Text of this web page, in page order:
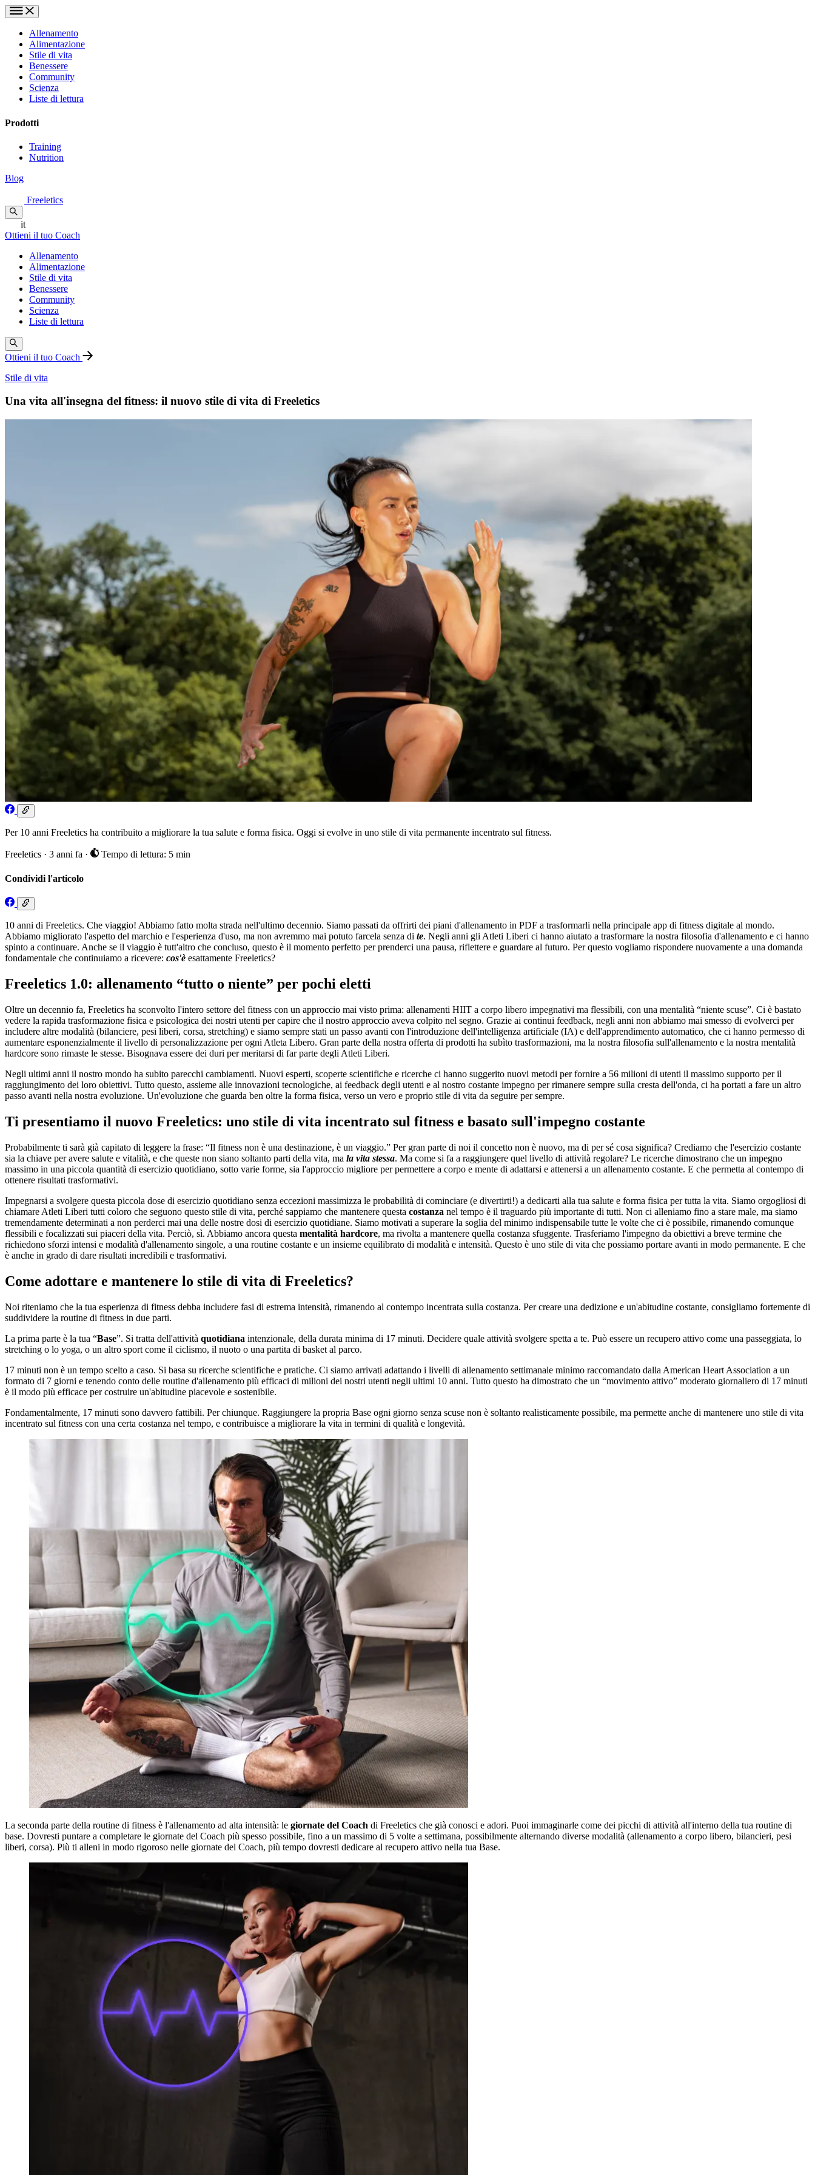
Allenamento
Alimentazione
Stile di vita
Benessere
Community
Scienza
Liste di lettura
Prodotti
Training
Nutrition
Blog
Freeletics
it
Ottieni il tuo Coach
Allenamento
Alimentazione
Stile di vita
Benessere
Community
Scienza
Liste di lettura
Ottieni il tuo Coach
Stile di vita
Una vita all'insegna del fitness: il nuovo stile di vita di Freeletics
Per 10 anni Freeletics ha contribuito a migliorare la tua salute e forma fisica. Oggi si evolve in uno stile di vita permanente incentrato sul fitness.
Freeletics · 3 anni fa · Tempo di lettura: 5 min
Condividi l'articolo
10 anni di Freeletics. Che viaggio! Abbiamo fatto molta strada nell'ultimo decennio. Siamo passati da offrirti dei piani d'allenamento in PDF a trasformarli nella principale app di fitness digitale al mondo.
Abbiamo migliorato l'aspetto del marchio e l'esperienza d'uso, ma non avremmo mai potuto farcela senza di te. Negli anni gli Atleti Liberi ci hanno aiutato a trasformare la nostra filosofia d'allenamento e ci hanno
spinto a continuare. Anche se il viaggio è tutt'altro che concluso, questo è il momento perfetto per prenderci una pausa, riflettere e guardare al futuro. Per questo vogliamo rispondere nuovamente a una domanda
fondamentale che continuiamo a ricevere: cos'è esattamente Freeletics?
Freeletics 1.0: allenamento “tutto o niente” per pochi eletti
Oltre un decennio fa, Freeletics ha sconvolto l'intero settore del fitness con un approccio mai visto prima: allenamenti HIIT a corpo libero impegnativi ma flessibili, con una mentalità “niente scuse”. Ci è bastato
vedere la rapida trasformazione fisica e psicologica dei nostri utenti per capire che il nostro approccio aveva colpito nel segno. Grazie ai continui feedback, negli anni non abbiamo mai smesso di evolverci per
includere altre modalità (bilanciere, pesi liberi, corsa, stretching) e siamo sempre stati un passo avanti con l'introduzione dell'intelligenza artificiale (IA) e dell'apprendimento automatico, che ci hanno permesso di
aumentare esponenzialmente il livello di personalizzazione per ogni Atleta Libero. Gran parte della nostra offerta di prodotti ha subìto trasformazioni, ma la nostra filosofia sull'allenamento e la nostra mentalità
hardcore sono rimaste le stesse. Bisognava essere dei duri per meritarsi di far parte degli Atleti Liberi.
Negli ultimi anni il nostro mondo ha subito parecchi cambiamenti. Nuovi esperti, scoperte scientifiche e ricerche ci hanno suggerito nuovi metodi per fornire a 56 milioni di utenti il massimo supporto per il
raggiungimento dei loro obiettivi. Tutto questo, assieme alle innovazioni tecnologiche, ai feedback degli utenti e al nostro costante impegno per rimanere sempre sulla cresta dell'onda, ci ha portati a fare un altro
passo avanti nella nostra evoluzione. Un'evoluzione che guarda ben oltre la forma fisica, verso un vero e proprio stile di vita da seguire per sempre.
Ti presentiamo il nuovo Freeletics: uno stile di vita incentrato sul fitness e basato sull'impegno costante
Probabilmente ti sarà già capitato di leggere la frase: “Il fitness non è una destinazione, è un viaggio.” Per gran parte di noi il concetto non è nuovo, ma di per sé cosa significa? Crediamo che l'esercizio costante
sia la chiave per avere salute e vitalità, e che queste non siano soltanto parti della vita, ma la vita stessa. Ma come si fa a raggiungere quel livello di attività regolare? Le ricerche dimostrano che un impegno
massimo in una piccola quantità di esercizio quotidiano, sotto varie forme, sia l'approccio migliore per permettere a corpo e mente di adattarsi e attenersi a un allenamento costante. E che permetta al contempo di
ottenere risultati trasformativi.
Impegnarsi a svolgere questa piccola dose di esercizio quotidiano senza eccezioni massimizza le probabilità di cominciare (e divertirti!) a dedicarti alla tua salute e forma fisica per tutta la vita. Siamo orgogliosi di
chiamare Atleti Liberi tutti coloro che seguono questo stile di vita, perché sappiamo che mantenere questa costanza nel tempo è il traguardo più importante di tutti. Non ci alleniamo fino a stare male, ma siamo
tremendamente determinati a non perderci mai una delle nostre dosi di esercizio quotidiane. Siamo motivati a superare la soglia del minimo indispensabile tutte le volte che ci è possibile, rimanendo comunque
flessibili e focalizzati sui piaceri della vita. Perciò, sì. Abbiamo ancora questa mentalità hardcore, ma rivolta a mantenere quella costanza sfuggente. Trasferiamo l'impegno da obiettivi a breve termine che
richiedono sforzi intensi e modalità d'allenamento singole, a una routine costante e un insieme equilibrato di modalità e intensità. Questo è uno stile di vita che possiamo portare avanti in modo permanente. E che
è anche in grado di dare risultati incredibili e trasformativi.
Come adottare e mantenere lo stile di vita di Freeletics?
Noi riteniamo che la tua esperienza di fitness debba includere fasi di estrema intensità, rimanendo al contempo incentrata sulla costanza. Per creare una dedizione e un'abitudine costante, consigliamo fortemente di
suddividere la routine di fitness in due parti.
La prima parte è la tua “Base”. Si tratta dell'attività quotidiana intenzionale, della durata minima di 17 minuti. Decidere quale attività svolgere spetta a te. Può essere un recupero attivo come una passeggiata, lo
stretching o lo yoga, o un altro sport come il ciclismo, il nuoto o una partita di basket al parco.
17 minuti non è un tempo scelto a caso. Si basa su ricerche scientifiche e pratiche. Ci siamo arrivati adattando i livelli di allenamento settimanale minimo raccomandato dalla American Heart Association a un
formato di 7 giorni e tenendo conto delle routine d'allenamento più efficaci di milioni dei nostri utenti negli ultimi 10 anni. Tutto questo ha dimostrato che un “movimento attivo” moderato giornaliero di 17 minuti
è il modo più efficace per costruire un'abitudine piacevole e sostenibile.
Fondamentalmente, 17 minuti sono davvero fattibili. Per chiunque. Raggiungere la propria Base ogni giorno senza scuse non è soltanto realisticamente possibile, ma permette anche di mantenere uno stile di vita
incentrato sul fitness con una certa costanza nel tempo, e contribuisce a migliorare la vita in termini di qualità e longevità.
La seconda parte della routine di fitness è l'allenamento ad alta intensità: le giornate del Coach di Freeletics che già conosci e adori. Puoi immaginarle come dei picchi di attività all'interno della tua routine di
base. Dovresti puntare a completare le giornate del Coach più spesso possibile, fino a un massimo di 5 volte a settimana, possibilmente alternando diverse modalità (allenamento a corpo libero, bilancieri, pesi
liberi, corsa). Più ti alleni in modo rigoroso nelle giornate del Coach, più tempo dovresti dedicare al recupero attivo nella tua Base.